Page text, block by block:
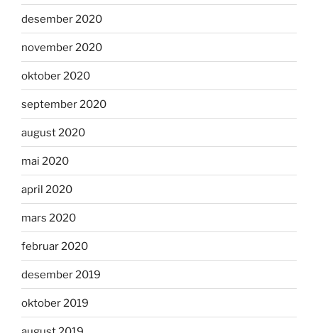
desember 2020
november 2020
oktober 2020
september 2020
august 2020
mai 2020
april 2020
mars 2020
februar 2020
desember 2019
oktober 2019